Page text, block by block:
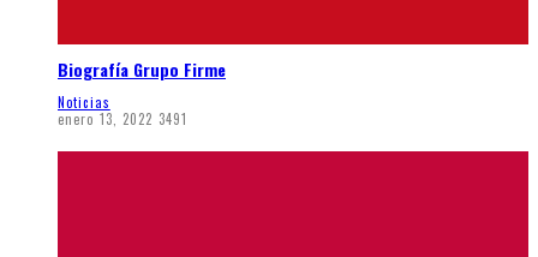
Biografía Grupo Firme
Noticias
enero 13, 2022 3491